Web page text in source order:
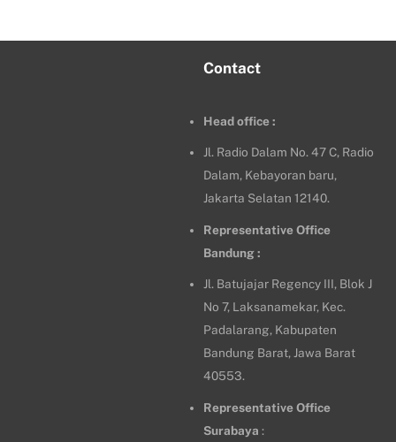
Contact
Head office :
Jl. Radio Dalam No. 47 C, Radio
Dalam, Kebayoran baru,
Jakarta Selatan 12140.
Representative Office
Bandung :
Jl. Batujajar Regency III, Blok J
No 7, Laksanamekar, Kec.
Padalarang, Kabupaten
Bandung Barat, Jawa Barat
40553.
Representative Office
Surabaya :